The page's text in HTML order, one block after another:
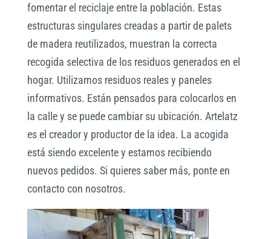
fomentar el reciclaje entre la población. Estas
estructuras singulares creadas a partir de palets
de madera reutilizados, muestran la correcta
recogida selectiva de los residuos generados en el
hogar. Utilizamos residuos reales y paneles
informativos. Están pensados para colocarlos en
la calle y se puede cambiar su ubicación. Artelatz
es el creador y productor de la idea. La acogida
está siendo excelente y estamos recibiendo
nuevos pedidos. Si quieres saber más, ponte en
contacto con nosotros.